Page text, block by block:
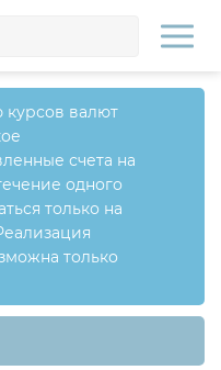
курсов валют
счета на
одного
только на
только